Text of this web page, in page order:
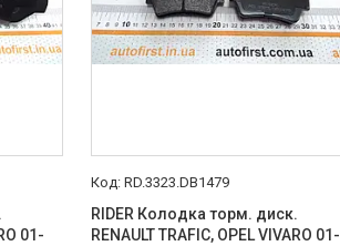
01-
RD.3323.DB1479
RIDER Колодка торм. диск.
RENAULT TRAFIC, OPEL VIVARO 01-